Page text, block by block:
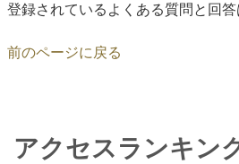
登録されているよくある質問と回答
前のページに戻る
アクセスランキン